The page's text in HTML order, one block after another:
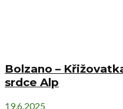
Bolzano –
srdce Alp
19.6.2025